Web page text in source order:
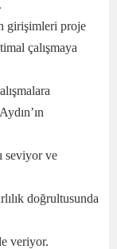
girişimleri proje
çalışmaya
seviyor ve
doğrultusunda
veriyor.